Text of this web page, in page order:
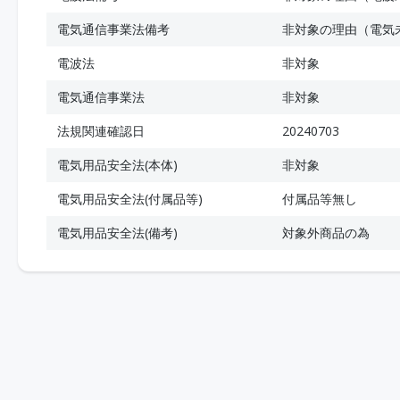
電気通信事業法備考
非対象の理由（電気
電波法
非対象
電気通信事業法
非対象
法規関連確認日
20240703
電気用品安全法(本体)
非対象
電気用品安全法(付属品等)
付属品等無し
電気用品安全法(備考)
対象外商品の為